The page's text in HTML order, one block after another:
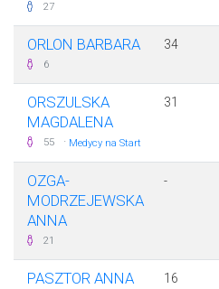
27
ORLON BARBARA
6
34
ORSZULSKA
MAGDALENA
55 · Medycy na Start
31
OZGA-
MODRZEJEWSKA
ANNA
21
-
PASZTOR ANNA 16